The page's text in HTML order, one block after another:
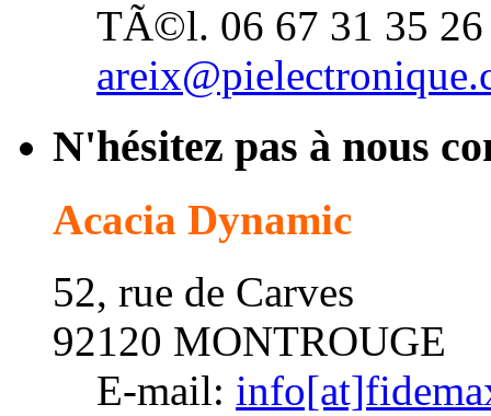
TÃ©l. 06 67 31 35 26
N'hésitez pas à nous
Acacia Dynamic
52, rue de Carves
92120 MONTROUGE
E-mail: